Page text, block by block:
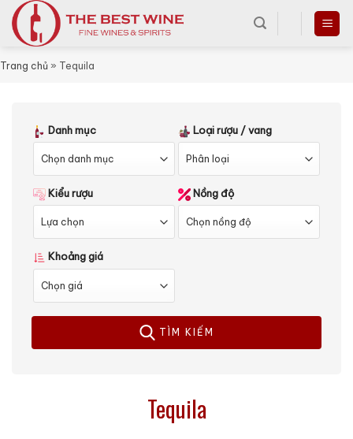
Skip
to
content
Trang chủ » Tequila
Danh mục Loại rượu / vang
Kiểu rượu Nồng độ
Khoảng giá
TÌM KIẾM
Tequila